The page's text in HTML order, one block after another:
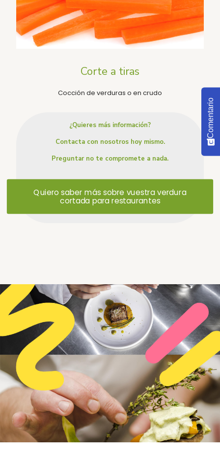
Corte a tiras
Cocción de verduras o en crudo
¿Quieres más información?
Contacta con nosotros hoy mismo.
Preguntar no te compromete a nada.
Quiero saber más sobre vuestra verdura
cortada para restaurantes
Comentario